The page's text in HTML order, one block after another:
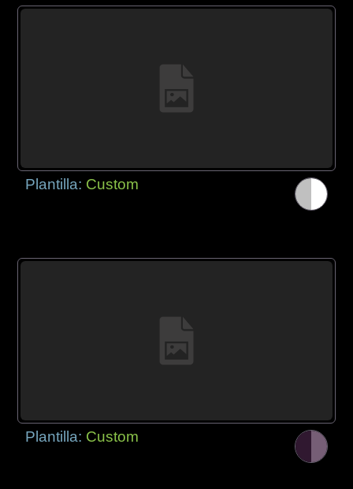
Plantilla: Custom
Plantilla: Custom